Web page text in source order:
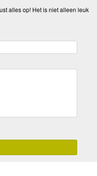
alles op! Het is niet alleen leuk